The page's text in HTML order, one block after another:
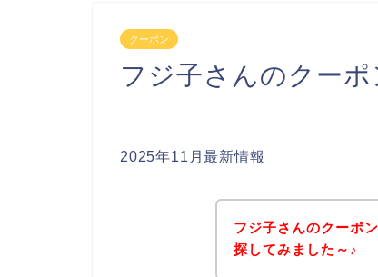
クーポン
フジ子さんのクー
2025年11月最新情報
フジ子さんのクーポ
探してみました～♪